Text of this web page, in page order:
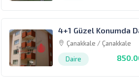
4+1 Güzel Konumda
Çanakkale / Çanakkale
Daire